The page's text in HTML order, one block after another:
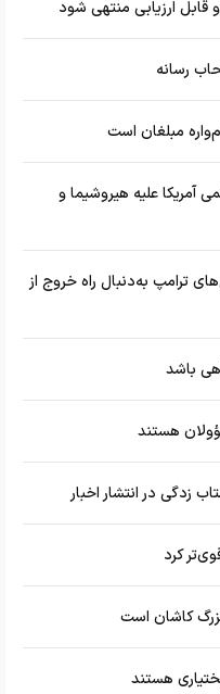
قابل ارزیابی منتهی شود
رسانه
مبلغان است
آمریکا علیه هیروشیما و
ترامپ به‌دنبال راه خروج از
باشد
هستند
زدگی در انتشار اخبار
کرد
کاشان است
هستند